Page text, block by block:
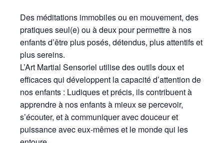
Des méditations immobiles ou en mouvement, des
pratiques seul(e) ou à deux pour permettre à nos
enfants d’être plus posés, détendus, plus attentifs et
plus sereins.
L’Art Martial Sensoriel utilise des outils doux et
efficaces qui développent la capacité d’attention de
nos enfants : Ludiques et précis, ils contribuent à
apprendre à nos enfants à mieux se percevoir,
s’écouter, et à communiquer avec douceur et
puissance avec eux-mêmes et le monde qui les